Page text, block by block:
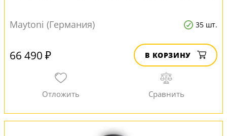
Maytoni (Германия) 35 шт.
66 490 ₽ В КОРЗИНУ